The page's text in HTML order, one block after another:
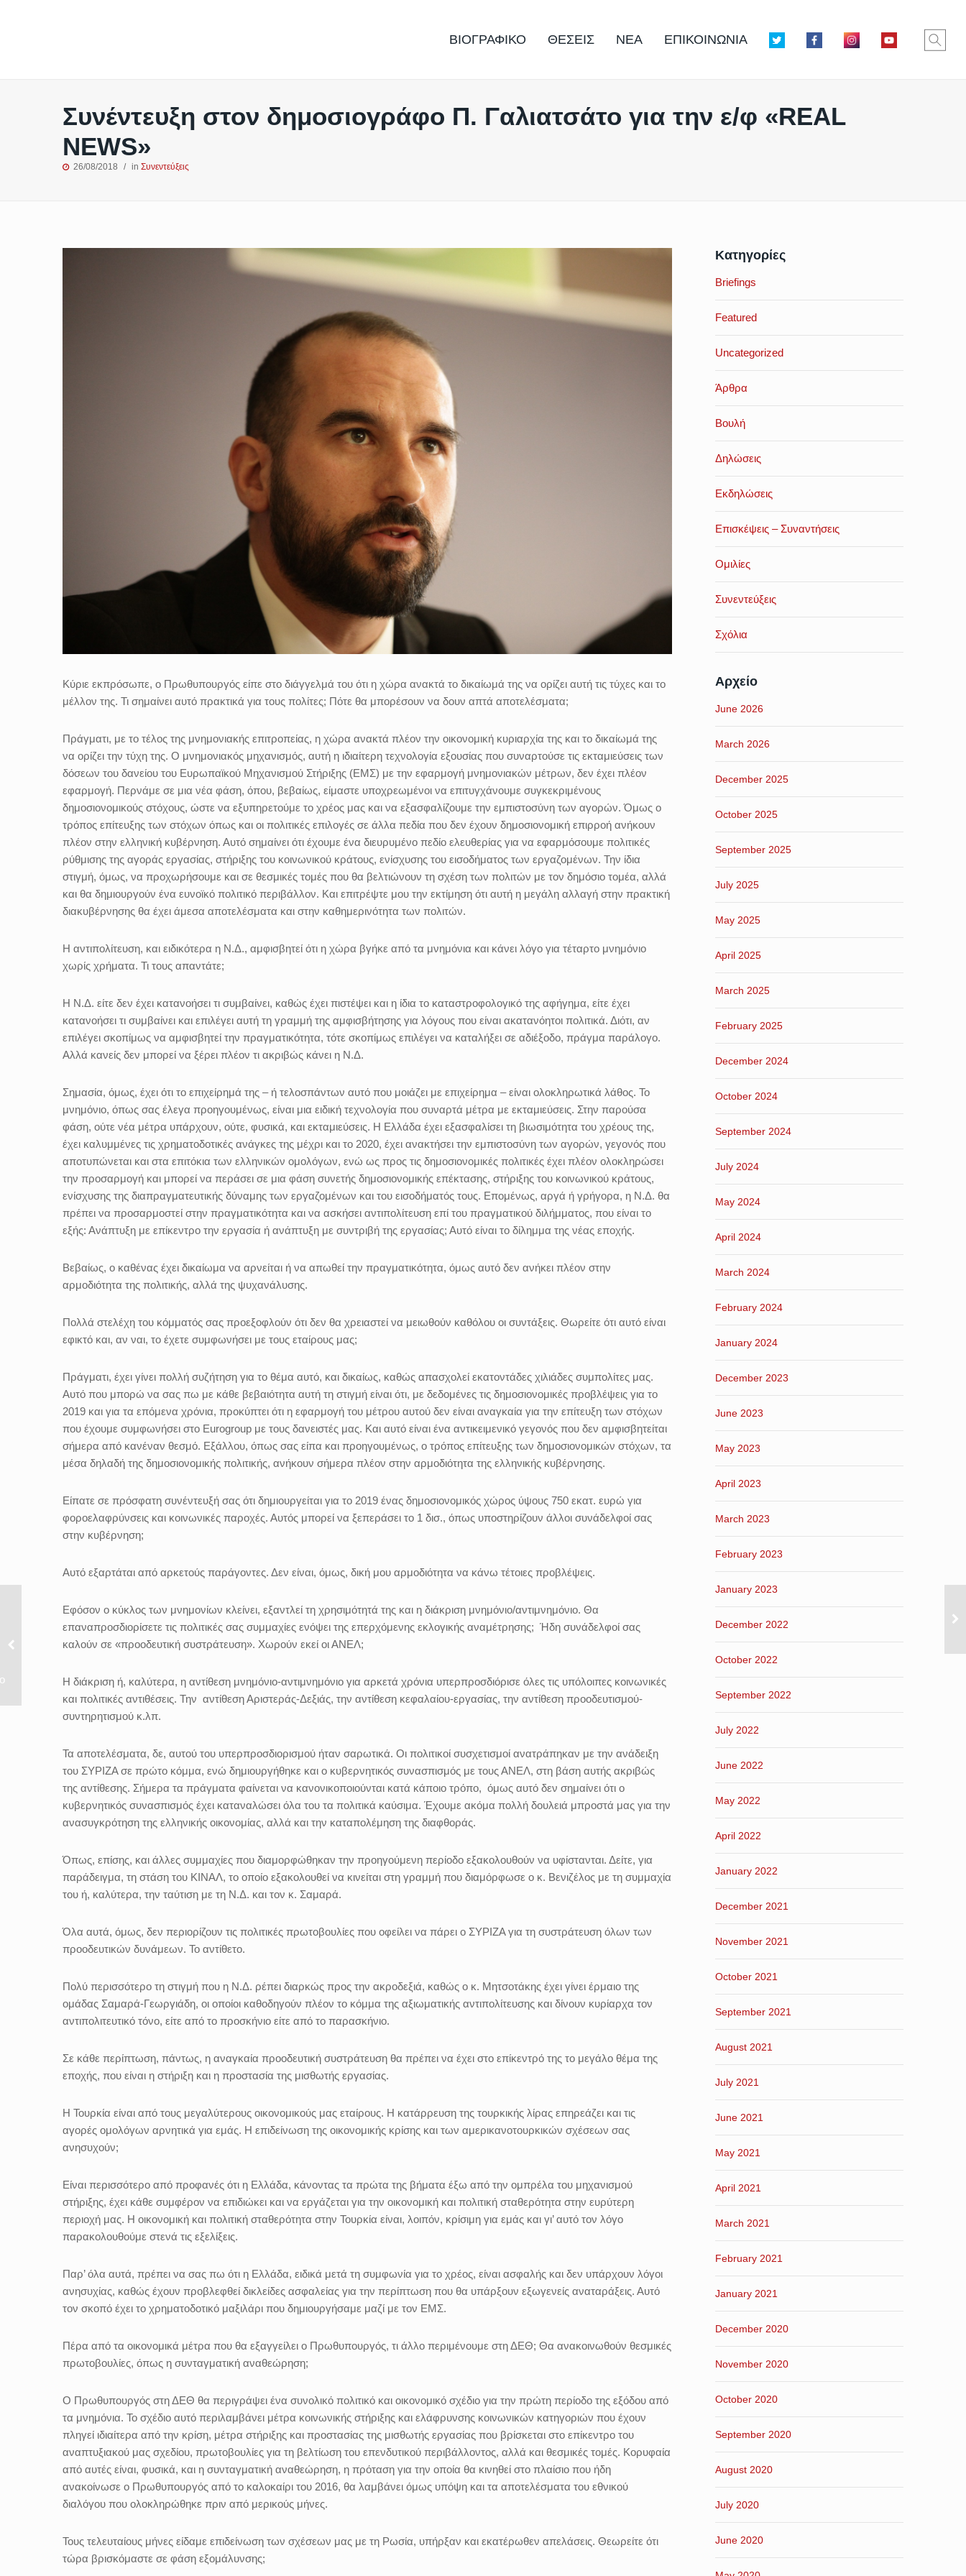
ΒΙΟΓΡΑΦΙΚΟ ΘΕΣΕΙΣ ΝΕΑ ΕΠΙΚΟΙΝΩΝΙΑ
Συνέντευξη στον δημοσιογράφο Π. Γαλιατσάτο για την ε/φ «REAL
NEWS»
26/08/2018 in Συνεντεύξεις
Κύριε εκπρόσωπε, ο Πρωθυπουργός είπε στο διάγγελμά του ότι η χώρα ανακτά το δικαίωμά της να ορίζει αυτή τις τύχες και το
μέλλον της. Τι σημαίνει αυτό πρακτικά για τους πολίτες; Πότε θα μπορέσουν να δουν απτά αποτελέσματα;
Πράγματι, με το τέλος της μνημονιακής επιτροπείας, η χώρα ανακτά πλέον την οικονομική κυριαρχία της και το δικαίωμά της
να ορίζει την τύχη της. Ο μνημονιακός μηχανισμός, αυτή η ιδιαίτερη τεχνολογία εξουσίας που συναρτούσε τις εκταμιεύσεις των
δόσεων του δανείου του Ευρωπαϊκού Μηχανισμού Στήριξης (ΕΜΣ) με την εφαρμογή μνημονιακών μέτρων, δεν έχει πλέον
εφαρμογή. Περνάμε σε μια νέα φάση, όπου, βεβαίως, είμαστε υποχρεωμένοι να επιτυγχάνουμε συγκεκριμένους
δημοσιονομικούς στόχους, ώστε να εξυπηρετούμε το χρέος μας και να εξασφαλίζουμε την εμπιστοσύνη των αγορών. Όμως ο
τρόπος επίτευξης των στόχων όπως και οι πολιτικές επιλογές σε άλλα πεδία που δεν έχουν δημοσιονομική επιρροή ανήκουν
πλέον στην ελληνική κυβέρνηση. Αυτό σημαίνει ότι έχουμε ένα διευρυμένο πεδίο ελευθερίας για να εφαρμόσουμε πολιτικές
ρύθμισης της αγοράς εργασίας, στήριξης του κοινωνικού κράτους, ενίσχυσης του εισοδήματος των εργαζομένων. Την ίδια
στιγμή, όμως, να προχωρήσουμε και σε θεσμικές τομές που θα βελτιώνουν τη σχέση των πολιτών με τον δημόσιο τομέα, αλλά
και θα δημιουργούν ένα ευνοϊκό πολιτικό περιβάλλον. Και επιτρέψτε μου την εκτίμηση ότι αυτή η μεγάλη αλλαγή στην πρακτική
διακυβέρνησης θα έχει άμεσα αποτελέσματα και στην καθημερινότητα των πολιτών.
Η αντιπολίτευση, και ειδικότερα η Ν.Δ., αμφισβητεί ότι η χώρα βγήκε από τα μνημόνια και κάνει λόγο για τέταρτο μνημόνιο
χωρίς χρήματα. Τι τους απαντάτε;
Η Ν.Δ. είτε δεν έχει κατανοήσει τι συμβαίνει, καθώς έχει πιστέψει και η ίδια το καταστροφολογικό της αφήγημα, είτε έχει
κατανοήσει τι συμβαίνει και επιλέγει αυτή τη γραμμή της αμφισβήτησης για λόγους που είναι ακατανόητοι πολιτικά. Διότι, αν
επιλέγει σκοπίμως να αμφισβητεί την πραγματικότητα, τότε σκοπίμως επιλέγει να καταλήξει σε αδιέξοδο, πράγμα παράλογο.
Αλλά κανείς δεν μπορεί να ξέρει πλέον τι ακριβώς κάνει η Ν.Δ.
Σημασία, όμως, έχει ότι το επιχείρημά της – ή τελοσπάντων αυτό που μοιάζει με επιχείρημα – είναι ολοκληρωτικά λάθος. Το
μνημόνιο, όπως σας έλεγα προηγουμένως, είναι μια ειδική τεχνολογία που συναρτά μέτρα με εκταμιεύσεις. Στην παρούσα
φάση, ούτε νέα μέτρα υπάρχουν, ούτε, φυσικά, και εκταμιεύσεις. Η Ελλάδα έχει εξασφαλίσει τη βιωσιμότητα του χρέους της,
έχει καλυμμένες τις χρηματοδοτικές ανάγκες της μέχρι και το 2020, έχει ανακτήσει την εμπιστοσύνη των αγορών, γεγονός που
αποτυπώνεται και στα επιτόκια των ελληνικών ομολόγων, ενώ ως προς τις δημοσιονομικές πολιτικές έχει πλέον ολοκληρώσει
την προσαρμογή και μπορεί να περάσει σε μια φάση συνετής δημοσιονομικής επέκτασης, στήριξης του κοινωνικού κράτους,
ενίσχυσης της διαπραγματευτικής δύναμης των εργαζομένων και του εισοδήματός τους. Επομένως, αργά ή γρήγορα, η Ν.Δ. θα
πρέπει να προσαρμοστεί στην πραγματικότητα και να ασκήσει αντιπολίτευση επί του πραγματικού διλήμματος, που είναι το
εξής: Ανάπτυξη με επίκεντρο την εργασία ή ανάπτυξη με συντριβή της εργασίας; Αυτό είναι το δίλημμα της νέας εποχής.
Βεβαίως, ο καθένας έχει δικαίωμα να αρνείται ή να απωθεί την πραγματικότητα, όμως αυτό δεν ανήκει πλέον στην
αρμοδιότητα της πολιτικής, αλλά της ψυχανάλυσης.
Πολλά στελέχη του κόμματός σας προεξοφλούν ότι δεν θα χρειαστεί να μειωθούν καθόλου οι συντάξεις. Θωρείτε ότι αυτό είναι
εφικτό και, αν ναι, το έχετε συμφωνήσει με τους εταίρους μας;
Πράγματι, έχει γίνει πολλή συζήτηση για το θέμα αυτό, και δικαίως, καθώς απασχολεί εκατοντάδες χιλιάδες συμπολίτες μας.
Αυτό που μπορώ να σας πω με κάθε βεβαιότητα αυτή τη στιγμή είναι ότι, με δεδομένες τις δημοσιονομικές προβλέψεις για το
2019 και για τα επόμενα χρόνια, προκύπτει ότι η εφαρμογή του μέτρου αυτού δεν είναι αναγκαία για την επίτευξη των στόχων
που έχουμε συμφωνήσει στο Eurogroup με τους δανειστές μας. Και αυτό είναι ένα αντικειμενικό γεγονός που δεν αμφισβητείται
σήμερα από κανέναν θεσμό. Εξάλλου, όπως σας είπα και προηγουμένως, ο τρόπος επίτευξης των δημοσιονομικών στόχων, τα
μέσα δηλαδή της δημοσιονομικής πολιτικής, ανήκουν σήμερα πλέον στην αρμοδιότητα της ελληνικής κυβέρνησης.
Είπατε σε πρόσφατη συνέντευξή σας ότι δημιουργείται για το 2019 ένας δημοσιονομικός χώρος ύψους 750 εκατ. ευρώ για
φοροελαφρύνσεις και κοινωνικές παροχές. Αυτός μπορεί να ξεπεράσει το 1 δισ., όπως υποστηρίζουν άλλοι συνάδελφοί σας
στην κυβέρνηση;
Αυτό εξαρτάται από αρκετούς παράγοντες. Δεν είναι, όμως, δική μου αρμοδιότητα να κάνω τέτοιες προβλέψεις.
Εφόσον ο κύκλος των μνημονίων κλείνει, εξαντλεί τη χρησιμότητά της και η διάκριση μνημόνιο/αντιμνημόνιο. Θα
επαναπροσδιορίσετε τις πολιτικές σας συμμαχίες ενόψει της επερχόμενης εκλογικής αναμέτρησης; Ήδη συνάδελφοί σας
καλούν σε «προοδευτική συστράτευση». Χωρούν εκεί οι ΑΝΕΛ;
Η διάκριση ή, καλύτερα, η αντίθεση μνημόνιο-αντιμνημόνιο για αρκετά χρόνια υπερπροσδιόρισε όλες τις υπόλοιπες κοινωνικές
και πολιτικές αντιθέσεις. Την αντίθεση Αριστεράς-Δεξιάς, την αντίθεση κεφαλαίου-εργασίας, την αντίθεση προοδευτισμού-
συντηρητισμού κ.λπ.
Τα αποτελέσματα, δε, αυτού του υπερπροσδιορισμού ήταν σαρωτικά. Οι πολιτικοί συσχετισμοί ανατράπηκαν με την ανάδειξη
του ΣΥΡΙΖΑ σε πρώτο κόμμα, ενώ δημιουργήθηκε και ο κυβερνητικός συνασπισμός με τους ΑΝΕΛ, στη βάση αυτής ακριβώς
της αντίθεσης. Σήμερα τα πράγματα φαίνεται να κανονικοποιούνται κατά κάποιο τρόπο, όμως αυτό δεν σημαίνει ότι ο
κυβερνητικός συνασπισμός έχει καταναλώσει όλα του τα πολιτικά καύσιμα. Έχουμε ακόμα πολλή δουλειά μπροστά μας για την
ανασυγκρότηση της ελληνικής οικονομίας, αλλά και την καταπολέμηση της διαφθοράς.
Όπως, επίσης, και άλλες συμμαχίες που διαμορφώθηκαν την προηγούμενη περίοδο εξακολουθούν να υφίστανται. Δείτε, για
παράδειγμα, τη στάση του ΚΙΝΑΛ, το οποίο εξακολουθεί να κινείται στη γραμμή που διαμόρφωσε ο κ. Βενιζέλος με τη συμμαχία
του ή, καλύτερα, την ταύτιση με τη Ν.Δ. και τον κ. Σαμαρά.
Όλα αυτά, όμως, δεν περιορίζουν τις πολιτικές πρωτοβουλίες που οφείλει να πάρει ο ΣΥΡΙΖΑ για τη συστράτευση όλων των
προοδευτικών δυνάμεων. Το αντίθετο.
Πολύ περισσότερο τη στιγμή που η Ν.Δ. ρέπει διαρκώς προς την ακροδεξιά, καθώς ο κ. Μητσοτάκης έχει γίνει έρμαιο της
ομάδας Σαμαρά-Γεωργιάδη, οι οποίοι καθοδηγούν πλέον το κόμμα της αξιωματικής αντιπολίτευσης και δίνουν κυρίαρχα τον
αντιπολιτευτικό τόνο, είτε από το προσκήνιο είτε από το παρασκήνιο.
Σε κάθε περίπτωση, πάντως, η αναγκαία προοδευτική συστράτευση θα πρέπει να έχει στο επίκεντρό της το μεγάλο θέμα της
εποχής, που είναι η στήριξη και η προστασία της μισθωτής εργασίας.
Η Τουρκία είναι από τους μεγαλύτερους οικονομικούς μας εταίρους. Η κατάρρευση της τουρκικής λίρας επηρεάζει και τις
αγορές ομολόγων αρνητικά για εμάς. Η επιδείνωση της οικονομικής κρίσης και των αμερικανοτουρκικών σχέσεων σας
ανησυχούν;
Είναι περισσότερο από προφανές ότι η Ελλάδα, κάνοντας τα πρώτα της βήματα έξω από την ομπρέλα του μηχανισμού
στήριξης, έχει κάθε συμφέρον να επιδιώκει και να εργάζεται για την οικονομική και πολιτική σταθερότητα στην ευρύτερη
περιοχή μας. Η οικονομική και πολιτική σταθερότητα στην Τουρκία είναι, λοιπόν, κρίσιμη για εμάς και γι’ αυτό τον λόγο
παρακολουθούμε στενά τις εξελίξεις.
Παρ’ όλα αυτά, πρέπει να σας πω ότι η Ελλάδα, ειδικά μετά τη συμφωνία για το χρέος, είναι ασφαλής και δεν υπάρχουν λόγοι
ανησυχίας, καθώς έχουν προβλεφθεί δικλείδες ασφαλείας για την περίπτωση που θα υπάρξουν εξωγενείς αναταράξεις. Αυτό
τον σκοπό έχει το χρηματοδοτικό μαξιλάρι που δημιουργήσαμε μαζί με τον ΕΜΣ.
Πέρα από τα οικονομικά μέτρα που θα εξαγγείλει ο Πρωθυπουργός, τι άλλο περιμένουμε στη ΔΕΘ; Θα ανακοινωθούν θεσμικές
πρωτοβουλίες, όπως η συνταγματική αναθεώρηση;
Ο Πρωθυπουργός στη ΔΕΘ θα περιγράψει ένα συνολικό πολιτικό και οικονομικό σχέδιο για την πρώτη περίοδο της εξόδου από
τα μνημόνια. Το σχέδιο αυτό περιλαμβάνει μέτρα κοινωνικής στήριξης και ελάφρυνσης κοινωνικών κατηγοριών που έχουν
πληγεί ιδιαίτερα από την κρίση, μέτρα στήριξης και προστασίας της μισθωτής εργασίας που βρίσκεται στο επίκεντρο του
αναπτυξιακού μας σχεδίου, πρωτοβουλίες για τη βελτίωση του επενδυτικού περιβάλλοντος, αλλά και θεσμικές τομές. Κορυφαία
από αυτές είναι, φυσικά, και η συνταγματική αναθεώρηση, η πρόταση για την οποία θα κινηθεί στο πλαίσιο που ήδη
ανακοίνωσε ο Πρωθυπουργός από το καλοκαίρι του 2016, θα λαμβάνει όμως υπόψη και τα αποτελέσματα του εθνικού
διαλόγου που ολοκληρώθηκε πριν από μερικούς μήνες.
Τους τελευταίους μήνες είδαμε επιδείνωση των σχέσεων μας με τη Ρωσία, υπήρξαν και εκατέρωθεν απελάσεις. Θεωρείτε ότι
τώρα βρισκόμαστε σε φάση εξομάλυνσης;
Κατηγορίες
Briefings
Featured
Uncategorized
Άρθρα
Βουλή
Δηλώσεις
Εκδηλώσεις
Επισκέψεις – Συναντήσεις
Ομιλίες
Συνεντεύξεις
Σχόλια
Αρχείο
June 2026
March 2026
December 2025
October 2025
September 2025
July 2025
May 2025
April 2025
March 2025
February 2025
December 2024
October 2024
September 2024
July 2024
May 2024
April 2024
March 2024
February 2024
January 2024
December 2023
June 2023
May 2023
April 2023
March 2023
February 2023
January 2023
December 2022
October 2022
September 2022
July 2022
June 2022
May 2022
April 2022
January 2022
December 2021
November 2021
October 2021
September 2021
August 2021
July 2021
June 2021
May 2021
April 2021
March 2021
February 2021
January 2021
December 2020
November 2020
October 2020
September 2020
August 2020
July 2020
June 2020